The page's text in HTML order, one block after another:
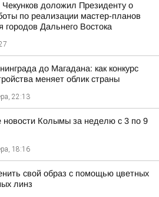
Чекунков доложил Президенту о
по реализации мастер-планов
городов Дальнего Востока
до Магадана: как конкурс
меняет облик страны
22:13
новости Колымы за неделю с 3 по 9
18:16
свой образ с помощью цветных
линз